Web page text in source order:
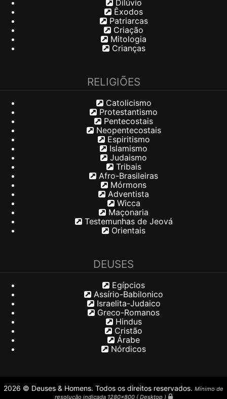
Dilúvio
Êxodos
Patriarcas
Criação
Mitologia
Crianças
RELIGIÕES
Catolicismo
Protestantismo
Pentecostais
Neopentecostais
Espiritismo
Islamismo
Judaismo
Tribais
Afro-Brasileiras
Mórmons
Adventista
Wicca
Maçonaria
Testemunhas de Jeová
Orientais
DEUSES
Egípcios
Assírio-Babilonico
Israelita-Judaico
Greco-Romanos
Hindus
Cristão
Árabe
Nórdicos
2026 © Deuses & Homens. Todos os direitos reservados. Mínimo de
resolução indicada 1280x800 ( Desktop )